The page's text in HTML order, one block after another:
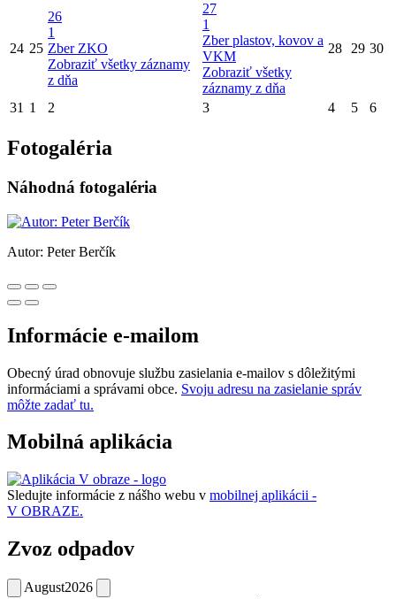
24 25
26
1
Zber ZKO
Zobraziť všetky záznamy
z dňa
27
1
Zber plastov, kovov a
VKM
Zobraziť všetky
záznamy z dňa
28 29 30
31 1 2 3 4 5 6
Fotogaléria
Náhodná fotogaléria
Autor: Peter Berčík
Informácie e-mailom
Obecný úrad obnovuje službu zasielania e-mailov s dôležitými
informáciami a správami obce. Svoju adresu na zasielanie správ
môžte zadať tu.
Mobilná aplikácia
Sledujte informácie z nášho webu v mobilnej aplikácii -
V OBRAZE.
Zvoz odpadov
August2026